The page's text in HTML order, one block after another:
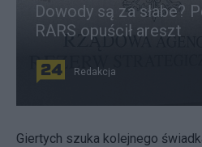
Dowody są za słabe?
RARS opuścił areszt
Redakcja
Giertych szuka kolejnego